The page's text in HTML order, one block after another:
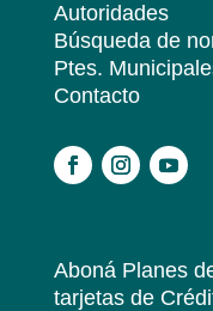
Autoridades
Búsqueda de
Ptes.
Contacto
Aboná Planes
tarjetas de